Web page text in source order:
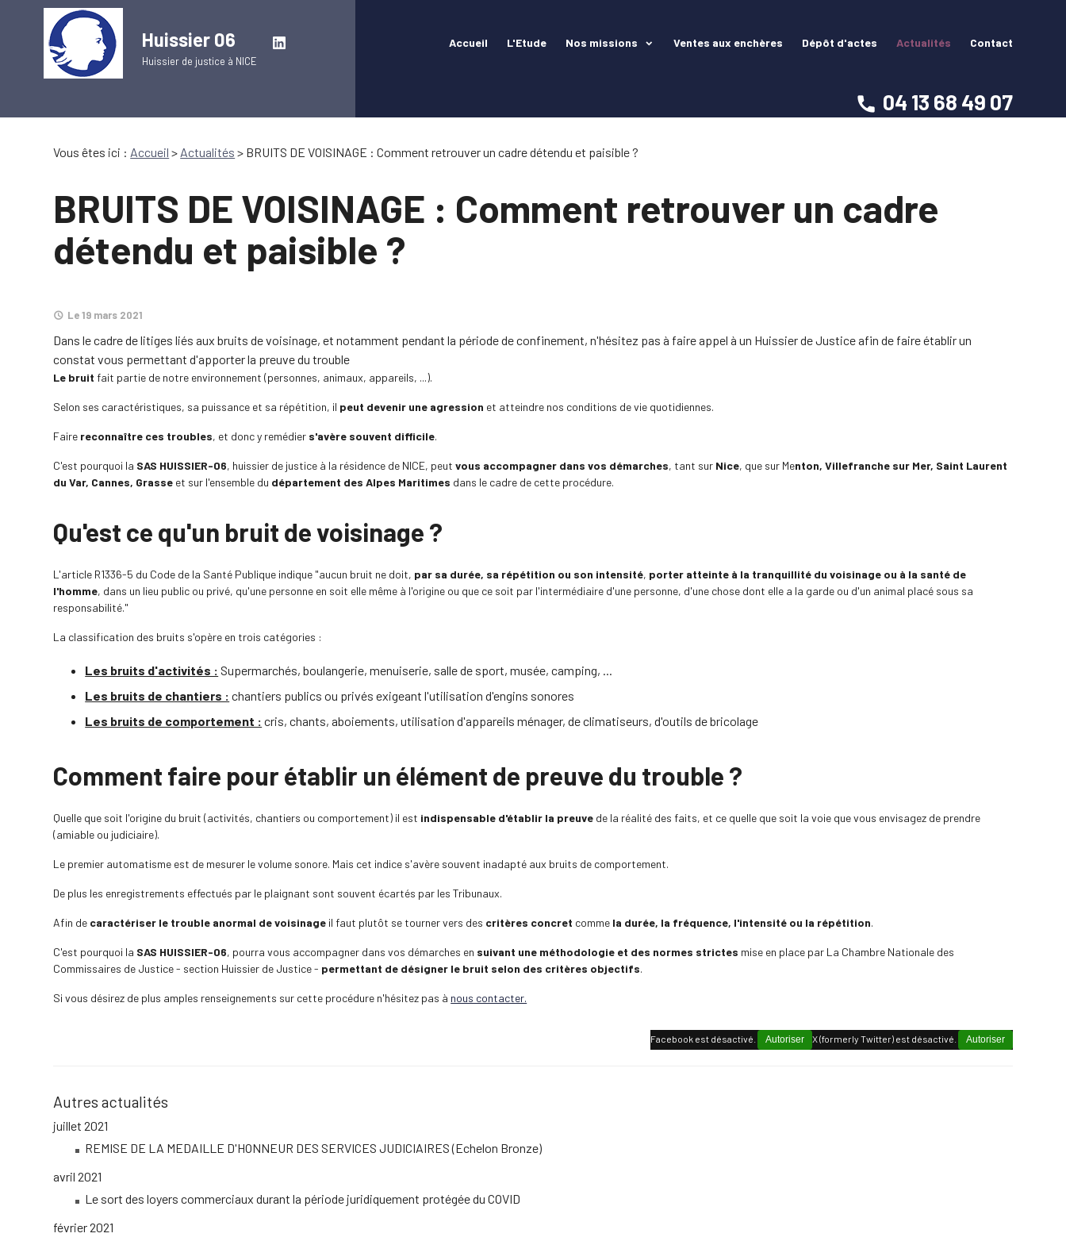
Huissier 06
Huissier de justice à NICE
Accueil L'Etude Nos missions Ventes aux enchères Dépôt d'actes Actualités Contact
04 13 68 49 07
Vous êtes ici : Accueil > Actualités > BRUITS DE VOISINAGE : Comment retrouver un cadre détendu et paisible ?
BRUITS DE VOISINAGE : Comment retrouver un cadre
détendu et paisible ?
Le 19 mars 2021
Dans le cadre de litiges liés aux bruits de voisinage, et notamment pendant la période de confinement, n'hésitez pas à faire appel à un Huissier de Justice afin de faire établir un
constat vous permettant d'apporter la preuve du trouble
Le bruit fait partie de notre environnement (personnes, animaux, appareils, ...).
Selon ses caractéristiques, sa puissance et sa répétition, il peut devenir une agression et atteindre nos conditions de vie quotidiennes.
Faire reconnaître ces troubles, et donc y remédier s'avère souvent difficile.
C'est pourquoi la SAS HUISSIER-06, huissier de justice à la résidence de NICE, peutvous accompagner dans vos démarches, tant sur Nice, que sur Menton, Villefranche sur Mer, Saint Laurent
du Var, Cannes, Grasse et sur l'ensemble du département des Alpes Maritimes dans le cadre de cette procédure.
Qu'est ce qu'un bruit de voisinage ?
L'article R1336-5 du Code de la Santé Publique indique "aucun bruit ne doit, par sa durée, sa répétition ou son intensité, porter atteinte à la tranquillité du voisinage ou à la santé de
l'homme, dans un lieu public ou privé, qu'une personne en soit elle même à l'origine ou que ce soit par l'intermédiaire d'une personne, d'une chose dont elle a la garde ou d'un animal placé sous sa
responsabilité."
La classification des bruits s'opère en trois catégories :
Les bruits d'activités : Supermarchés, boulangerie, menuiserie, salle de sport, musée, camping, ...
Les bruits de chantiers : chantiers publics ou privés exigeant l'utilisation d'engins sonores
Les bruits de comportement : cris, chants, aboiements, utilisation d'appareils ménager, de climatiseurs, d'outils de bricolage
Comment faire pour établir un élément de preuve du trouble ?
Quelle que soit l'origine du bruit (activités, chantiers ou comportement) il est indispensable d'établir la preuve de la réalité des faits, et ce quelle que soit la voie que vous envisagez de prendre
(amiable ou judiciaire).
Le premier automatisme est de mesurer le volume sonore. Mais cet indice s'avère souvent inadapté aux bruits de comportement.
De plus les enregistrements effectués par le plaignant sont souvent écartés par les Tribunaux.
Afin de caractériser le trouble anormal de voisinage il faut plutôt se tourner vers des critères concret comme la durée, la fréquence, l'intensité ou la répétition.
C'est pourquoi la SAS HUISSIER-06, pourra vous accompagner dans vos démarches en suivant une méthodologie et des normes strictes mise en place par La Chambre Nationale des
Commissaires de Justice - section Huissier de Justice - permettant de désigner le bruit selon des critères objectifs.
Si vous désirez de plus amples renseignements sur cette procédure n'hésitez pas à nous contacter.
X (formerly Twitter) est désactivé. Autoriser
Facebook est désactivé. Autoriser
Autres actualités
juillet 2021
REMISE DE LA MEDAILLE D'HONNEUR DES SERVICES JUDICIAIRES (Echelon Bronze)
avril 2021
Le sort des loyers commerciaux durant la période juridiquement protégée du COVID
février 2021
Panneau de gestion des cookies